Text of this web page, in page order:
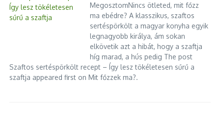
MegosztomNincs ötleted, mit főzz
ma ebédre? A klasszikus, szaftos
sertéspörkölt a magyar konyha egyik
legnagyobb királya, ám sokan
elkövetik azt a hibát, hogy a szaftja
híg marad, a hús pedig The post
Szaftos sertéspörkölt recept – Így lesz tökéletesen sűrű a
szaftja appeared first on Mit főzzek ma?.